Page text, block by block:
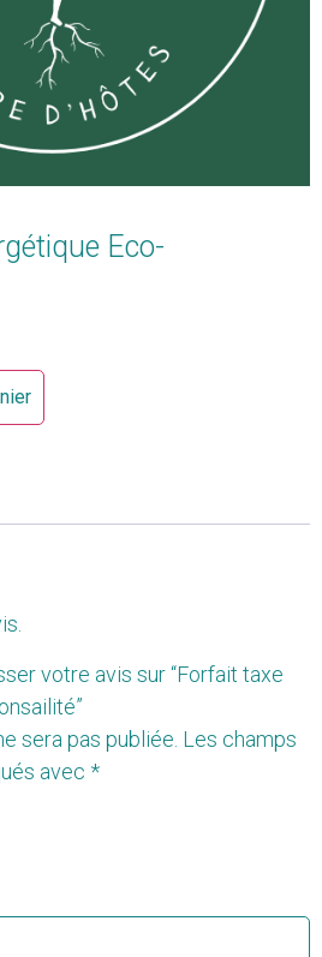
Eco-
votre avis sur “Forfait taxe
sera pas publiée. Les champs
avec *